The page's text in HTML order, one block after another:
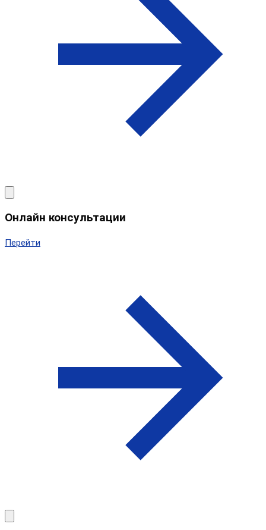
Онлайн консультации
Перейти